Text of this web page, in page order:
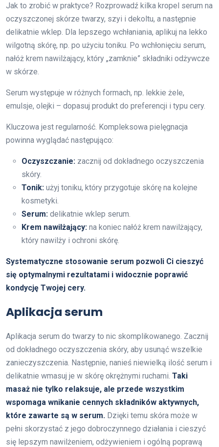
Jak to zrobić w praktyce? Rozprowadź kilka kropel serum na
oczyszczonej skórze twarzy, szyi i dekoltu, a następnie
delikatnie wklep. Dla lepszego wchłaniania, aplikuj na lekko
wilgotną skórę, np. po użyciu toniku. Po wchłonięciu serum,
nałóż krem nawilżający, który „zamknie” składniki odżywcze
w skórze.
Serum występuje w różnych formach, np. lekkie żele,
emulsje, olejki – dopasuj produkt do preferencji i typu cery.
Kluczowa jest regularność. Kompleksowa pielęgnacja
powinna wyglądać następująco:
Oczyszczanie: zacznij od dokładnego oczyszczenia
skóry.
Tonik: użyj toniku, który przygotuje skórę na kolejne
kosmetyki.
Serum: delikatnie wklep serum.
Krem nawilżający: na koniec nałóż krem nawilżający,
który nawilży i ochroni skórę.
Systematyczne stosowanie serum pozwoli Ci cieszyć
się optymalnymi rezultatami i widocznie poprawić
kondycję Twojej cery.
Aplikacja serum
Aplikacja serum do twarzy to nic skomplikowanego. Zacznij
od dokładnego oczyszczenia skóry, aby usunąć wszelkie
zanieczyszczenia. Następnie, nanieś niewielką ilość serum i
delikatnie wmasuj je w skórę okrężnymi ruchami. Taki
masaż nie tylko relaksuje, ale przede wszystkim
wspomaga wnikanie cennych składników aktywnych,
które zawarte są w serum. Dzięki temu skóra może w
pełni skorzystać z jego dobroczynnego działania i cieszyć
się lepszym nawilżeniem, odżywieniem i ogólną poprawą